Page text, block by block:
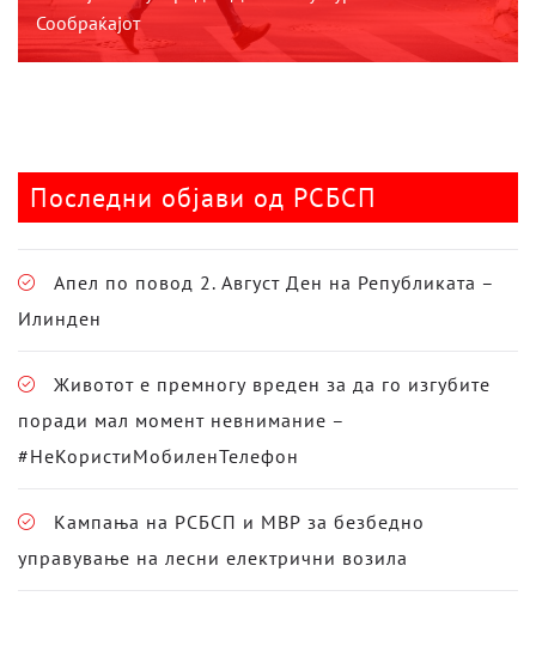
Сообраќајот
Последни објави од РСБСП
Апел по повод 2. Август Ден на Републиката –
Илинден
Животот е премногу вреден за да го изгубите
поради мал момент невнимание –
#НеКористиМобиленТелефон
Кампања на РСБСП и МВР за безбедно
управување на лесни електрични возила